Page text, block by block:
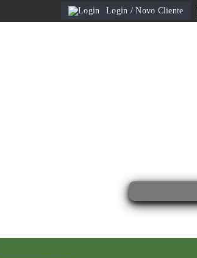
Login / Novo Cliente